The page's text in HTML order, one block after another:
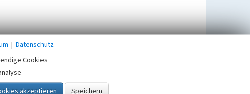
| Datenschutz
Cookies